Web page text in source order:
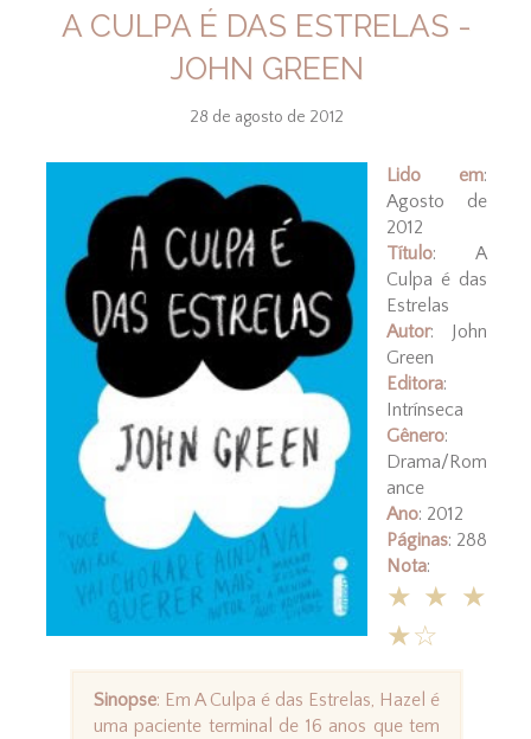
A CULPA É DAS ESTRELAS -
JOHN GREEN
28 de agosto de 2012
Lido em:
Agosto de
2012
Título: A
Culpa é das
Estrelas
Autor: John
Green
Editora:
Intrínseca
Gênero:
Drama/Rom
ance
Ano: 2012
Páginas: 288
Nota:
★★★
★☆
Sinopse: Em A Culpa é das Estrelas, Hazel é
uma paciente terminal de 16 anos que tem